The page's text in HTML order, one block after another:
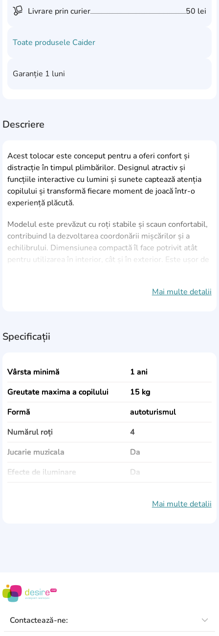
Livrare prin curier 50 lei
Toate produsele Caider
Garanție 1 luni
Descriere
Acest tolocar este conceput pentru a oferi confort și
distracție în timpul plimbărilor. Designul atractiv și
funcțiile interactive cu lumini și sunete captează atenția
copilului și transformă fiecare moment de joacă într-o
experiență plăcută.
Modelul este prevăzut cu roți stabile și scaun confortabil,
contribuind la dezvoltarea coordonării mișcărilor și a
echilibrului. Dimensiunea compactă îl face potrivit atât
pentru utilizarea în interior, cât și în exterior. Este ușor de
Mai multe detalii
Specificații
Vârsta minimă
1 ani
Greutate maxima a copilului
15 kg
Formă
autoturismul
Numărul roți
4
Jucarie muzicala
Da
Efecte de iluminare
Da
Mai multe detalii
Contactează-ne: